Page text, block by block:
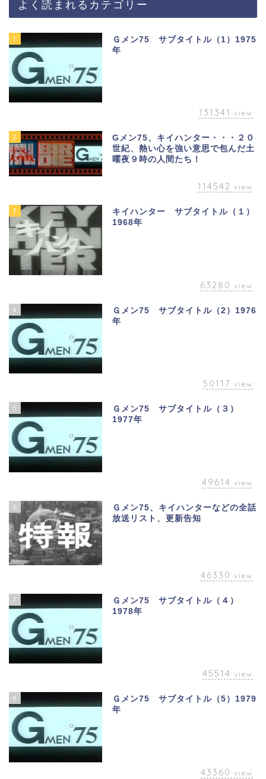
よく読まれるカテゴリー
1
Ｇメン75 サブタイトル（1）1975
年
131341 view
2
Gメン75、キイハンター・・・２０
世紀、熱い心を強い意思で包んだ土
曜夜９時の人間たち！
114542 view
3
キイハンター サブタイトル（１）
1968年
63280 view
4
Ｇメン75 サブタイトル（2）1976
年
50117 view
5
Ｇメン75 サブタイトル（３）
1977年
49614 view
6
Ｇメン75、キイハンターなどの全話
放送リスト、更新告知
46330 view
7
Ｇメン75 サブタイトル（４）
1978年
45514 view
8
Ｇメン75 サブタイトル（5）1979
年
43360 view